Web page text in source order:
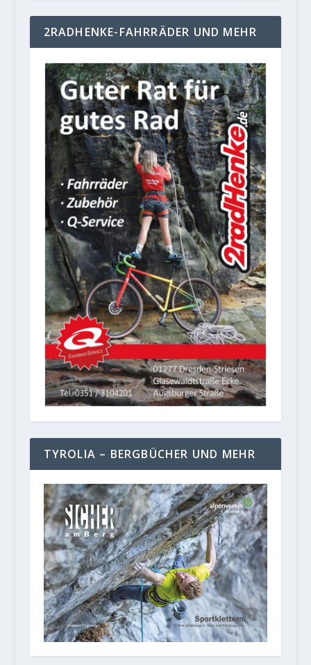
2RADHENKE-FAHRRÄDER UND MEHR
TYROLIA – BERGBÜCHER UND MEHR